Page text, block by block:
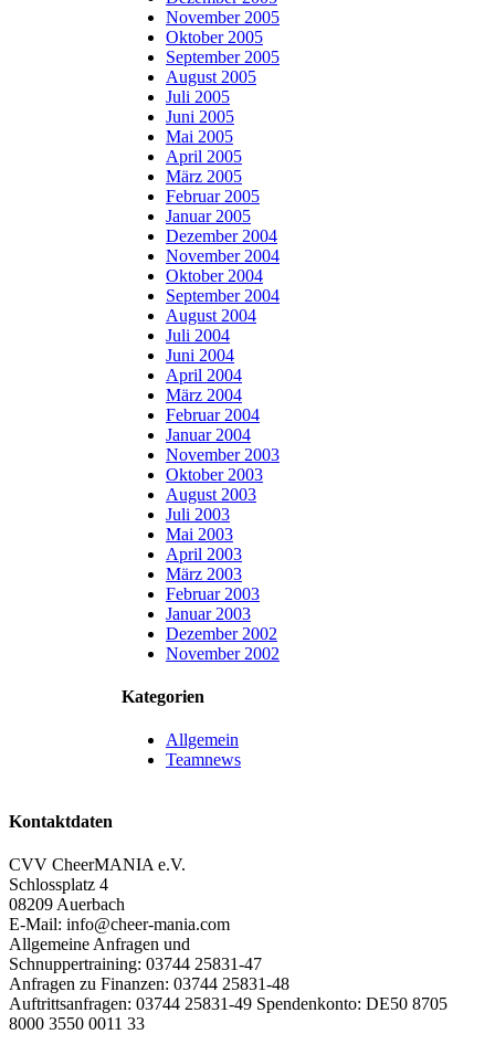
November 2005
Oktober 2005
September 2005
August 2005
Juli 2005
Juni 2005
Mai 2005
April 2005
März 2005
Februar 2005
Januar 2005
Dezember 2004
November 2004
Oktober 2004
September 2004
August 2004
Juli 2004
Juni 2004
April 2004
März 2004
Februar 2004
Januar 2004
November 2003
Oktober 2003
August 2003
Juli 2003
Mai 2003
April 2003
März 2003
Februar 2003
Januar 2003
Dezember 2002
November 2002
Kategorien
Allgemein
Teamnews
Kontaktdaten
CVV CheerMANIA e.V.
Schlossplatz 4
08209 Auerbach
E-Mail: info@cheer-mania.com
Allgemeine Anfragen und
Schnuppertraining: 03744 25831-47
Anfragen zu Finanzen: 03744 25831-48
Auftrittsanfragen: 03744 25831-49 Spendenkonto: DE50 8705
8000 3550 0011 33